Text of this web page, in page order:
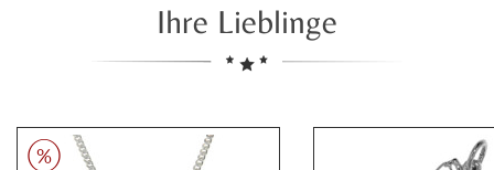
Ihre Lieblinge